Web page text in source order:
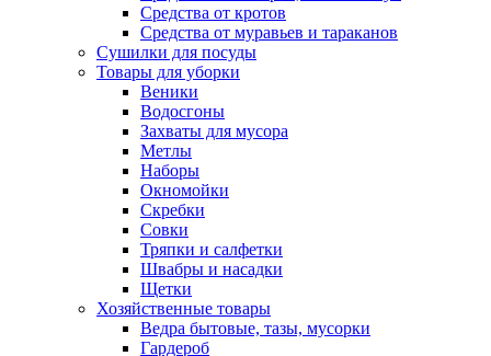
Средства от кротов
Средства от муравьев и тараканов
Сушилки для посуды
Товары для уборки
Веники
Водосгоны
Захваты для мусора
Метлы
Наборы
Окномойки
Скребки
Совки
Тряпки и салфетки
Швабры и насадки
Щетки
Хозяйственные товары
Ведра бытовые, тазы, мусорки
Гардероб